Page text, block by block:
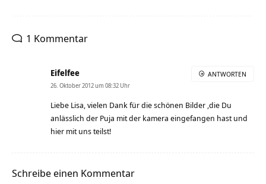
1 Kommentar
Eifelfee
26. Oktober 2012 um 08:32 Uhr
Liebe Lisa, vielen Dank für die schönen Bilder ,die Du
anlässlich der Puja mit der kamera eingefangen hast und
hier mit uns teilst!
ANTWORTEN
Schreibe einen Kommentar